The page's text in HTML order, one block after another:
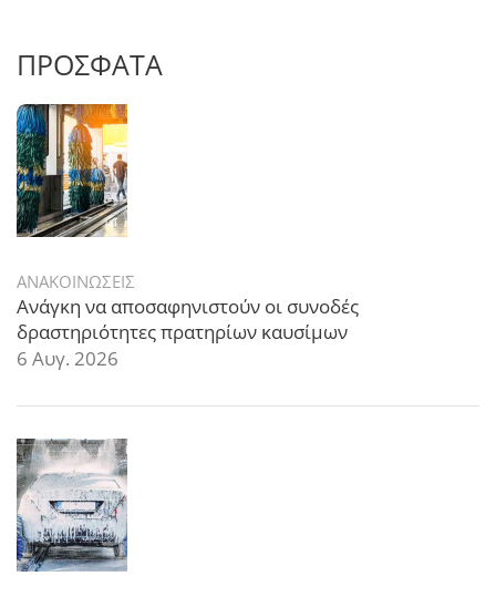
ΠΡΟΣΦΑΤΑ
ΑΝΑΚΟΙΝΩΣΕΙΣ
Ανάγκη να αποσαφηνιστούν οι συνοδές
δραστηριότητες πρατηρίων καυσίμων
6 Αυγ. 2026